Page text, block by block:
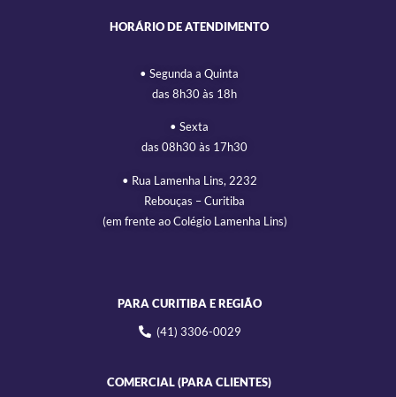
HORÁRIO DE ATENDIMENTO
• Segunda a Quinta
das 8h30 às 18h
• Sexta
das 08h30 às 17h30
• Rua Lamenha Lins, 2232
Rebouças – Curitiba
(em frente ao Colégio Lamenha Lins)
PARA CURITIBA E REGIÃO
(41) 3306-0029
COMERCIAL (PARA CLIENTES)